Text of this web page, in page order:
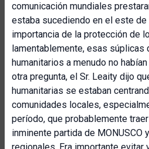
comunicación mundiales
estaba sucediendo en el este de
importancia de la protección de
lamentablemente, esas súplicas
humanitarios a menudo no
otra pregunta, el Sr. Leaity dijo
humanitarias se estaban
comunidades locales,
período, que probablemente
inminente partida de MONUSCO